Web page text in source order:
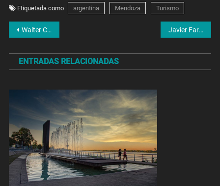
Etiquetada como argentina Mendoza Turismo
Navegación
de
entradas
Walter Córdoba: «Desde la Ciudad te hablan bien y bonito pero no resuelven, la van dibujando» Javier Farina: «En los próximos meses vamos a encontrarnos con una bisagra de la pandemia muy positiva para todos»
ENTRADAS RELACIONADAS